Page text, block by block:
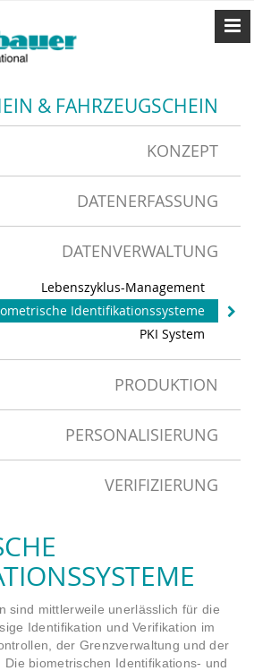
& FAHRZEUGSCHEIN
KONZEPT
DATENERFASSUNG
DATENVERWALTUNG
Lebenszyklus-Management
Identifikationssysteme
PKI System
PRODUKTION
PERSONALISIERUNG
VERIFIZIERUNG
sind mittlerweile unerlässlich für die
Identifikation und Verifikation im
der Grenzverwaltung und der
biometrischen Identifikations- und